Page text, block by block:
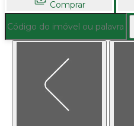
Comprar